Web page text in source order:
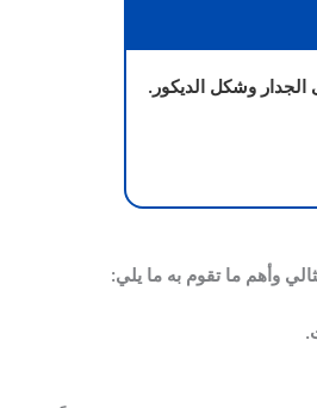
وشكل الديكور.
وأهم ما تقوم به ما يلي: